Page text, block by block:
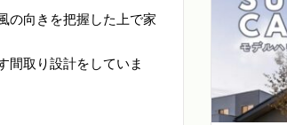
の向きを把握した上で家
間取り設計をしていま